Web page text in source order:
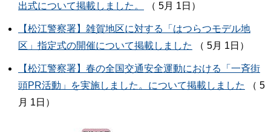
出式について掲載しました。
（ 5月 1日）
【松江警察署】雑賀地区に対する「はつらつモデル地
区」指定式の開催について掲載しました
（ 5月 1日）
【松江警察署】春の全国交通安全運動における「一斉街
頭PR活動」を実施しました。について掲載しました
（ 5
月 1日）